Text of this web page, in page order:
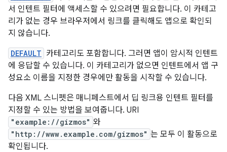
서 인텐트 필터에 액세스할 수 있으려면 필요합니다. 이 카테고
리가 없는 경우 브라우저에서 링크를 클릭해도 앱으로 확인되
지 않습니다.
DEFAULT 카테고리도 포함합니다. 그러면 앱이 암시적 인텐트
에 응답할 수 있습니다. 이 카테고리가 없으면 인텐트에서 앱 구
성요소 이름을 지정한 경우에만 활동을 시작할 수 있습니다.
다음 XML 스니펫은 매니페스트에서 딥 링크용 인텐트 필터를
지정할 수 있는 방법을 보여줍니다. URI
"example://gizmos" 와
"http://www.example.com/gizmos" 는 모두 이 활동으로
확인됩니다.